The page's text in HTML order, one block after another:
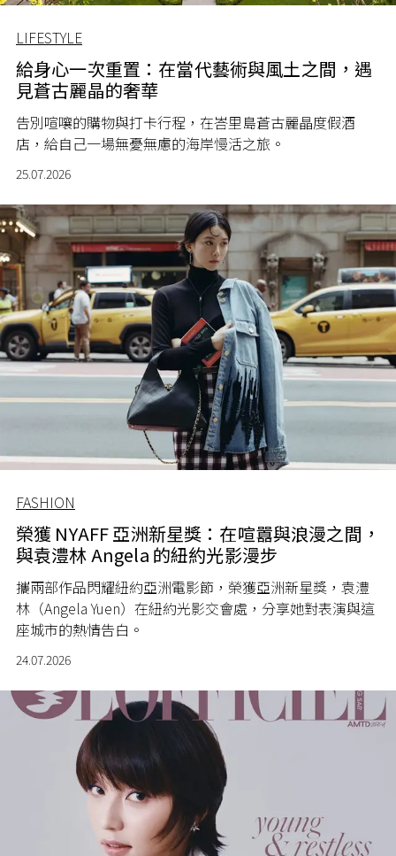
LIFESTYLE
給身心一次重置：在當代藝術與風土之間，遇
見蒼古麗晶的奢華
告別喧嚷的購物與打卡行程，在峇里島蒼古麗晶度假酒
店，給自己一場無憂無慮的海岸慢活之旅。
25.07.2026
FASHION
榮獲 NYAFF 亞洲新星獎：在喧囂與浪漫之間，
與袁澧林 Angela 的紐約光影漫步
攜兩部作品閃耀紐約亞洲電影節，榮獲亞洲新星獎，袁澧
林（Angela Yuen）在紐約光影交會處，分享她對表演與這
座城市的熱情告白。
24.07.2026